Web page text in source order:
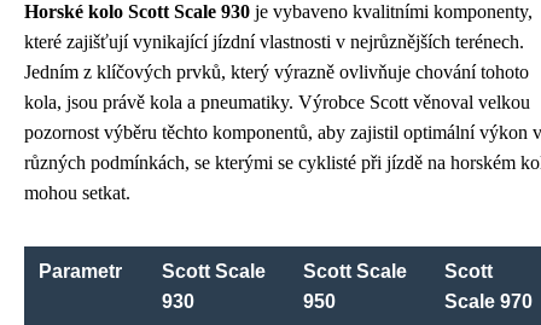
Horské kolo Scott Scale 930 je vybaveno kvalitními komponenty,
které zajišťují vynikající jízdní vlastnosti v nejrůznějších terénech.
Jedním z klíčových prvků, který výrazně ovlivňuje chování tohoto
kola, jsou právě kola a pneumatiky. Výrobce Scott věnoval velkou
pozornost výběru těchto komponentů, aby zajistil optimální výkon v
různých podmínkách, se kterými se cyklisté při jízdě na horském
mohou setkat.
Parametr
Scott Scale
930
Scott Scale
950
Scott
Scale 970